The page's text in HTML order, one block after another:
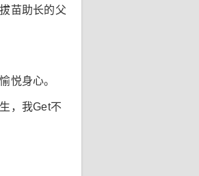
苗助长的父
悦身心。
，我Get不